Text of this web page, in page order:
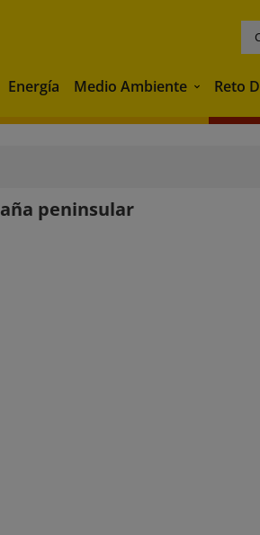
Energía Medio Ambiente Medio
Reto
peninsular